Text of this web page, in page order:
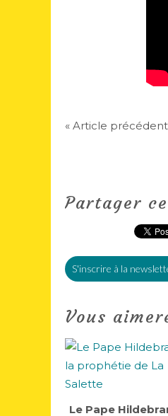
« Article précédent
Partager
S'inscrire à la
Vous
Le Pape